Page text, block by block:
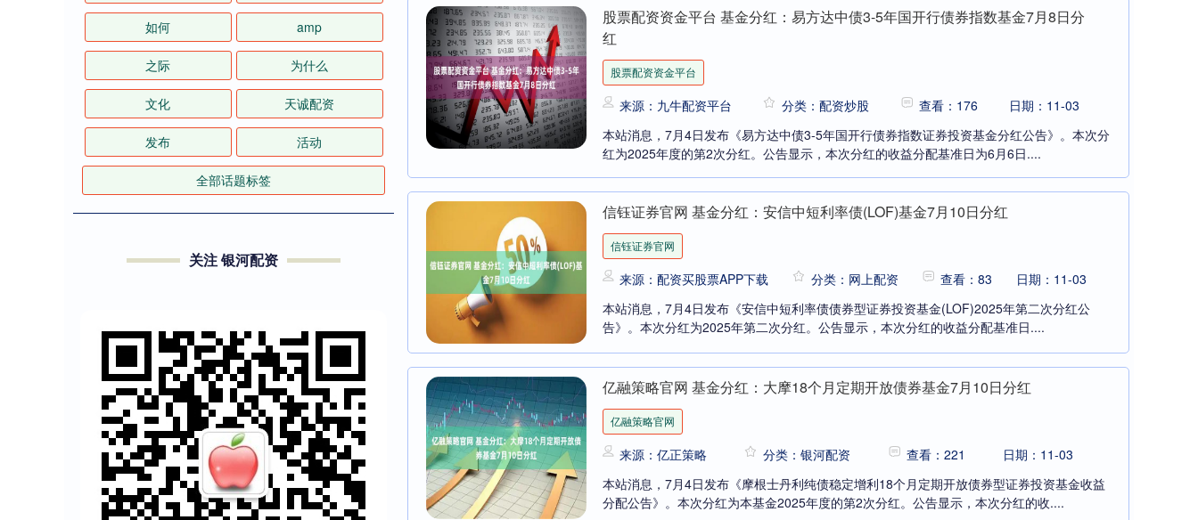
股票配资资金平台 基金分红：易方达中债3-5年国开行债券指数基金7月8日分
红
股票配资资金平台
来源：九牛配资平台 分类：配资炒股 查看：176
日期：11-03
本站消息，7月4日发布《易方达中债3-5年国开行债券指数证券投资基金分红公告》。本次分
红为2025年度的第2次分红。公告显示，本次分红的收益分配基准日为6月6日....
信钰证券官网 基金分红：安信中短利率债(LOF)基金7月10日分红
信钰证券官网
来源：配资买股票APP下载 分类：网上配资 查看：83
日期：11-03
本站消息，7月4日发布《安信中短利率债债券型证券投资基金(LOF)2025年第二次分红公
告》。本次分红为2025年第二次分红。公告显示，本次分红的收益分配基准日....
亿融策略官网 基金分红：大摩18个月定期开放债券基金7月10日分红
亿融策略官网
来源：亿正策略 分类：银河配资 查看：221
日期：11-03
本站消息，7月4日发布《摩根士丹利纯债稳定增利18个月定期开放债券型证券投资基金收益
分配公告》。本次分红为本基金2025年度的第2次分红。公告显示，本次分红的收....
如何 amp
之际 为什么
文化 天诚配资
发布 活动
全部话题标签
关注 银河配资